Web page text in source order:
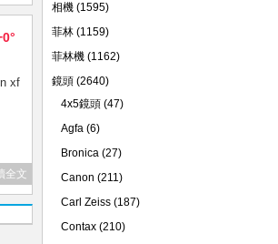
xf
全文
相機 (1595)
菲林 (1159)
菲林機 (1162)
鏡頭 (2640)
4x5鏡頭 (47)
Agfa (6)
Bronica (27)
Canon (211)
Carl Zeiss (187)
Contax (210)